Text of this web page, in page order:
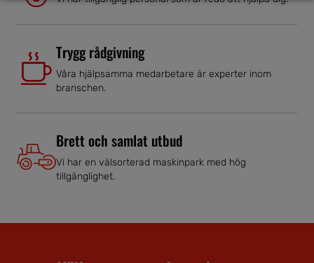
Trygg rådgivning
Våra hjälpsamma medarbetare är experter inom
branschen.
Brett och samlat utbud
Vi har en välsorterad maskinpark med hög
tillgänglighet.